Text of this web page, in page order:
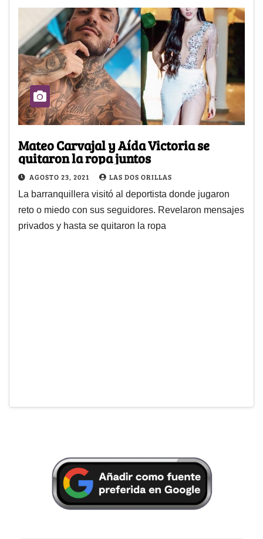
Mateo Carvajal y Aída Victoria se
quitaron la ropa juntos
AGOSTO 23, 2021 LAS DOS ORILLAS
La barranquillera visitó al deportista donde jugaron
reto o miedo con sus seguidores. Revelaron mensajes
privados y hasta se quitaron la ropa